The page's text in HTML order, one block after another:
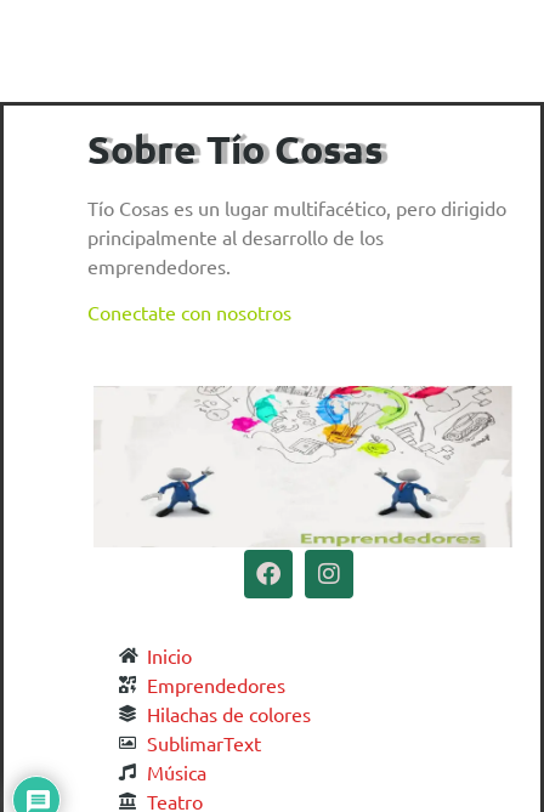
Sobre Tío Cosas
Tío Cosas es un lugar multifacético, pero dirigido
principalmente al desarrollo de los
emprendedores.
Conectate con nosotros
Inicio
Emprendedores
Hilachas de colores
SublimarText
Música
Teatro